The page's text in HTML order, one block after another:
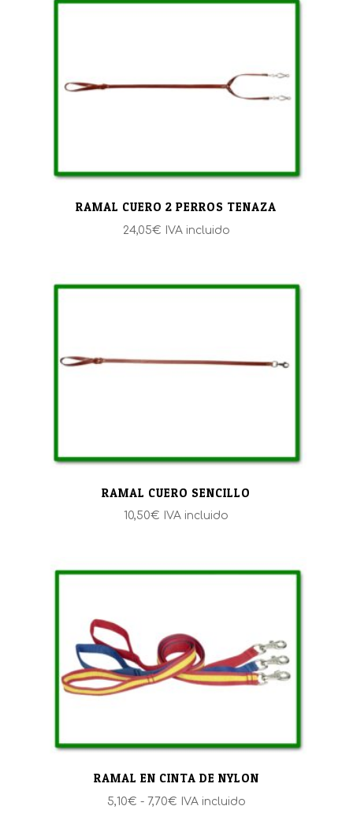
RAMAL CUERO 2 PERROS TENAZA
24,05€ IVA incluido
RAMAL CUERO SENCILLO
10,50€ IVA incluido
RAMAL EN CINTA DE NYLON
5,10€ - 7,70€Rango
IVA incluido